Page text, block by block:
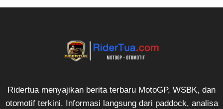
Ridertua menyajikan berita terbaru MotoGP, WSBK, dan
otomotif terkini. Informasi langsung dari paddock, analisa